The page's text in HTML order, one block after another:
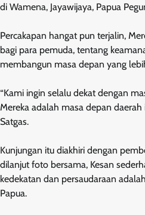
di Wamena, Jayawijaya, Papua
Percakapan hangat pun terjalin,
bagi para pemuda, tentang
membangun masa depan yang
“Kami ingin selalu dekat dengan
Mereka adalah masa depan
Satgas.
Kunjungan itu diakhiri dengan
dilanjut foto bersama, Kesan
kedekatan dan persaudaraan
Papua.